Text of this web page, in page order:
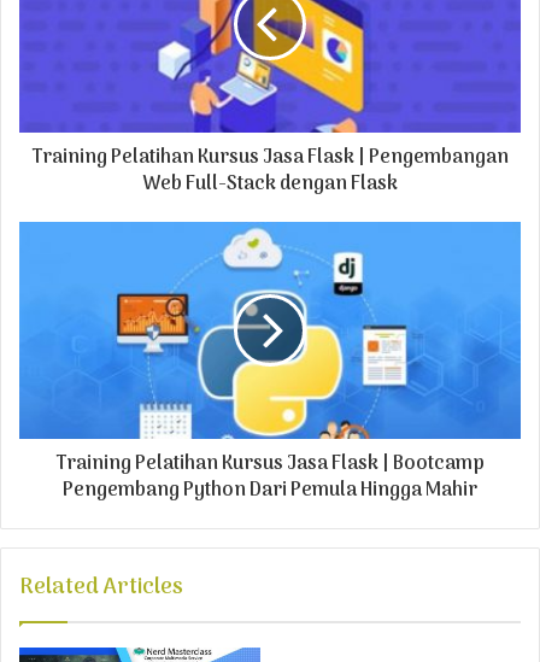
Training Pelatihan Kursus Jasa Flask | Pengembangan
Web Full-Stack dengan Flask
Training Pelatihan Kursus Jasa Flask | Bootcamp
Pengembang Python Dari Pemula Hingga Mahir
Related Articles